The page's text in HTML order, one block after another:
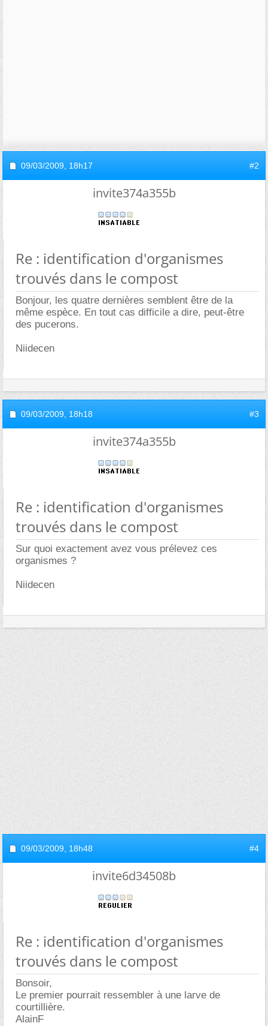
09/03/2009, 18h17 #2
invite374a355b
Re : identification d'organismes
trouvés dans le compost
Bonjour, les quatre dernières semblent être de la
même espèce. En tout cas difficile a dire, peut-être
des pucerons.
Niidecen
09/03/2009, 18h18 #3
invite374a355b
Re : identification d'organismes
trouvés dans le compost
Sur quoi exactement avez vous prélevez ces
organismes ?
Niidecen
09/03/2009, 18h48 #4
invite6d34508b
Re : identification d'organismes
trouvés dans le compost
Bonsoir,
Le premier pourrait ressembler à une larve de
courtillière.
AlainF